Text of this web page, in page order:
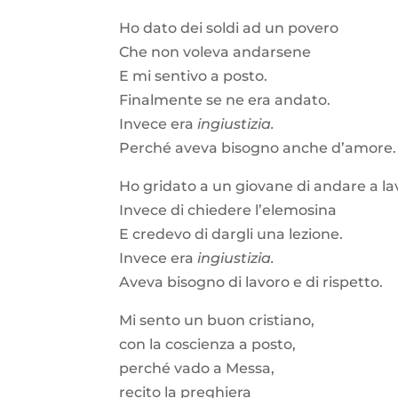
Ho dato dei soldi ad un povero
Che non voleva andarsene
E mi sentivo a posto.
Finalmente se ne era andato.
Invece era ingiustizia.
Perché aveva bisogno anche d’amore.
Ho gridato a un giovane di andare a
Invece di chiedere l’elemosina
E credevo di dargli una lezione.
Invece era ingiustizia.
Aveva bisogno di lavoro e di rispetto.
Mi sento un buon cristiano,
con la coscienza a posto,
perché vado a Messa,
recito la preghiera